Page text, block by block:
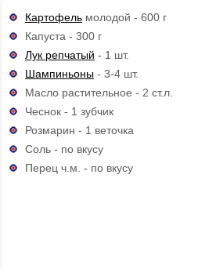
Картофель молодой - 600 г
Капуста - 300 г
Лук репчатый - 1 шт.
Шампиньоны - 3-4 шт.
Масло растительное - 2 ст.л.
Чеснок - 1 зубчик
Розмарин - 1 веточка
Соль - по вкусу
Перец ч.м. - по вкусу